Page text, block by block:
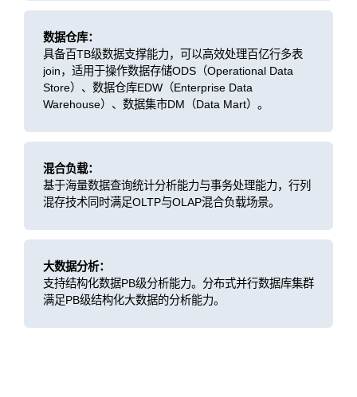
数据仓库：
具备百TB级数据支撑能力，可以高效处理百亿行多表
join，适用于操作数据存储ODS（Operational Data
Store）、数据仓库EDW（Enterprise Data
Warehouse）、数据集市DM（Data Mart）。
混合负载：
基于海量数据查询统计分析能力与事务处理能力，行列
混存技术同时满足OLTP与OLAP混合负载场景。
大数据分析：
支持结构化数据PB级分析能力。分布式并行数据库集群
满足PB级结构化大数据的分析能力。